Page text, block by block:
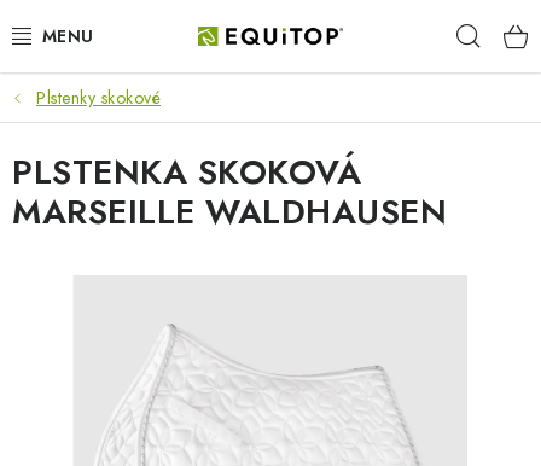
na
JAZDEC
KÔŇ
PONY
DARČEKOVÉ POUKAZY
Plstenky skokové
PLSTENKA SKOKOVÁ
MARSEILLE WALDHAUSEN